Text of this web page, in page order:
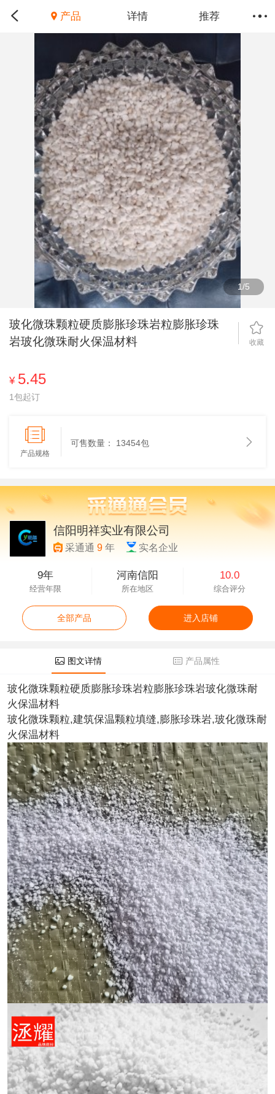
产品 详情 推荐
1/5
玻化微珠颗粒硬质膨胀珍珠岩粒膨胀珍珠
岩玻化微珠耐火保温材料
收藏
¥ 5.45
1包起订
产品规格
可售数量： 13454包
信阳明祥实业有限公司
采通通9 年 实名企业
9年
经营年限
河南信阳
所在地区
10.0
综合评分
全部产品 进入店铺
图文详情 产品属性
玻化微珠颗粒硬质膨胀珍珠岩粒膨胀珍珠岩玻化微珠耐
火保温材料
玻化微珠颗粒,建筑保温颗粒填缝,膨胀珍珠岩,玻化微珠耐
火保温材料